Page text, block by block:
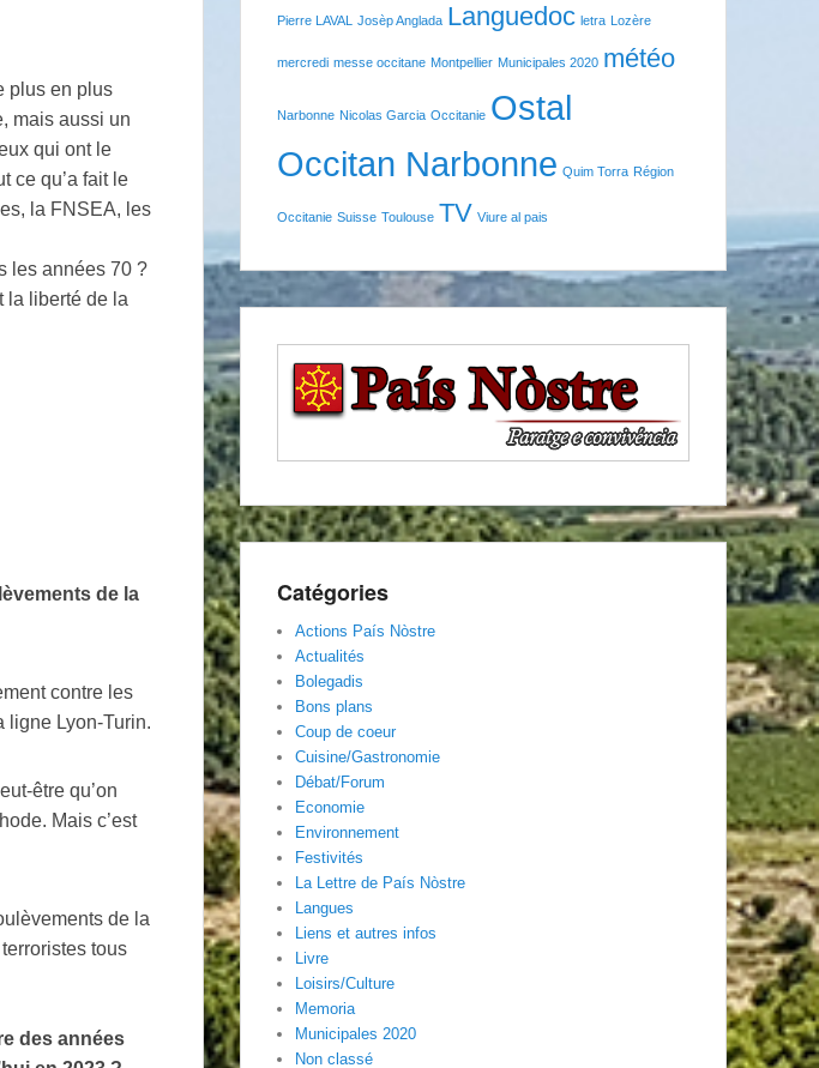
plus en plus
mais aussi un
qui ont le
ce qu’a fait le
la FNSEA, les
les années 70 ?
la liberté de la
de la
contre les
ligne Lyon-Turin.
être qu’on
Mais c’est
de la
tous
des années
Pierre LAVAL Josèp Anglada Languedoc letra Lozère
mercredi messe occitane Montpellier Municipales 2020 météo
Narbonne Nicolas Garcia Occitanie Ostal
Occitan Narbonne Quim Torra Région
Occitanie Suisse Toulouse TV Viure al pais
Catégories
Actions País Nòstre
Actualités
Bolegadis
Bons plans
Coup de coeur
Cuisine/Gastronomie
Débat/Forum
Economie
Environnement
Festivités
La Lettre de País Nòstre
Langues
Liens et autres infos
Livre
Loisirs/Culture
Memoria
Municipales 2020
Non classé